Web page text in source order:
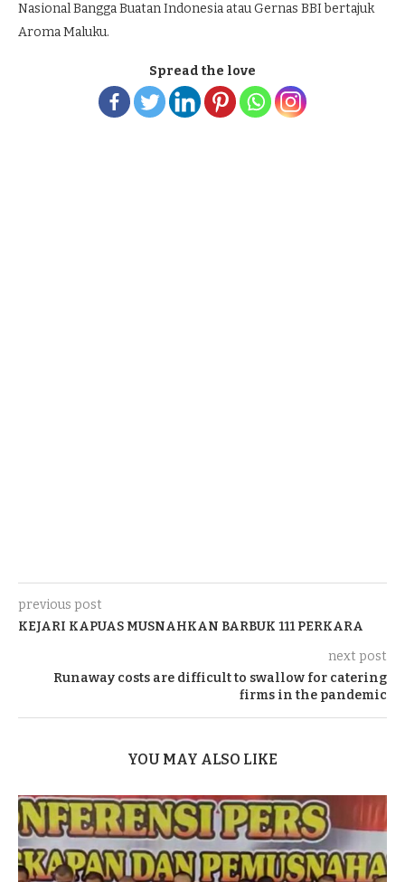
Nasional Bangga Buatan Indonesia atau Gernas BBI bertajuk
Aroma Maluku.
Spread the love
previous post
KEJARI KAPUAS MUSNAHKAN BARBUK 111 PERKARA
next post
Runaway costs are difficult to swallow for catering
firms in the pandemic
YOU MAY ALSO LIKE